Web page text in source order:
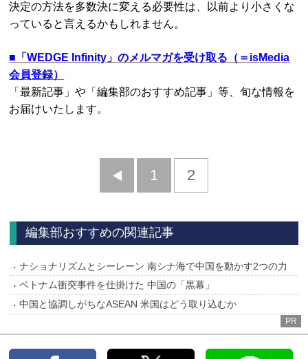
決定の方法を多数決に変える必要性は、以前より小さくな
っていると言えるかもしれません。
■ 「WEDGE Infinity」のメルマガを受け取る（＝isMedia
会員登録）
「最新記事」や「編集部のおすすめ記事」等、旬な情報を
お届けいたします。
前
1 2
編集部おすすめの関連記事
ナショナリズムとシーレーン 南シナ海で中国を動かす2つの力
ベトナム衝突事件を仕掛けた 中国の「黒幕」
中国と協調しがちなASEAN 米国はどう取り込むか
PR